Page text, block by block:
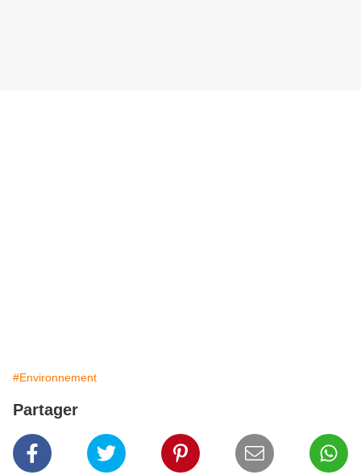
#Environnement
Partager